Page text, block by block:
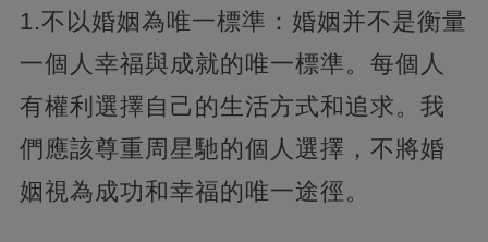
1.不以婚姻為唯一標準：婚姻并不是衡量
一個人幸福與成就的唯一標準。每個人
有權利選擇自己的生活方式和追求。我
們應該尊重周星馳的個人選擇，不將婚
姻視為成功和幸福的唯一途徑。